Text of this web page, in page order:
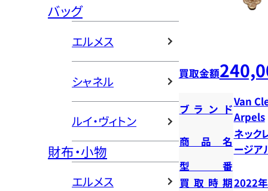
バッグ
エルメス
シャネル
ルイ・ヴィトン
財布・小物
エルメス
買取金額
ブランド
Van
Arpels
商品名
ネック
ージア
型番
買取時期2022